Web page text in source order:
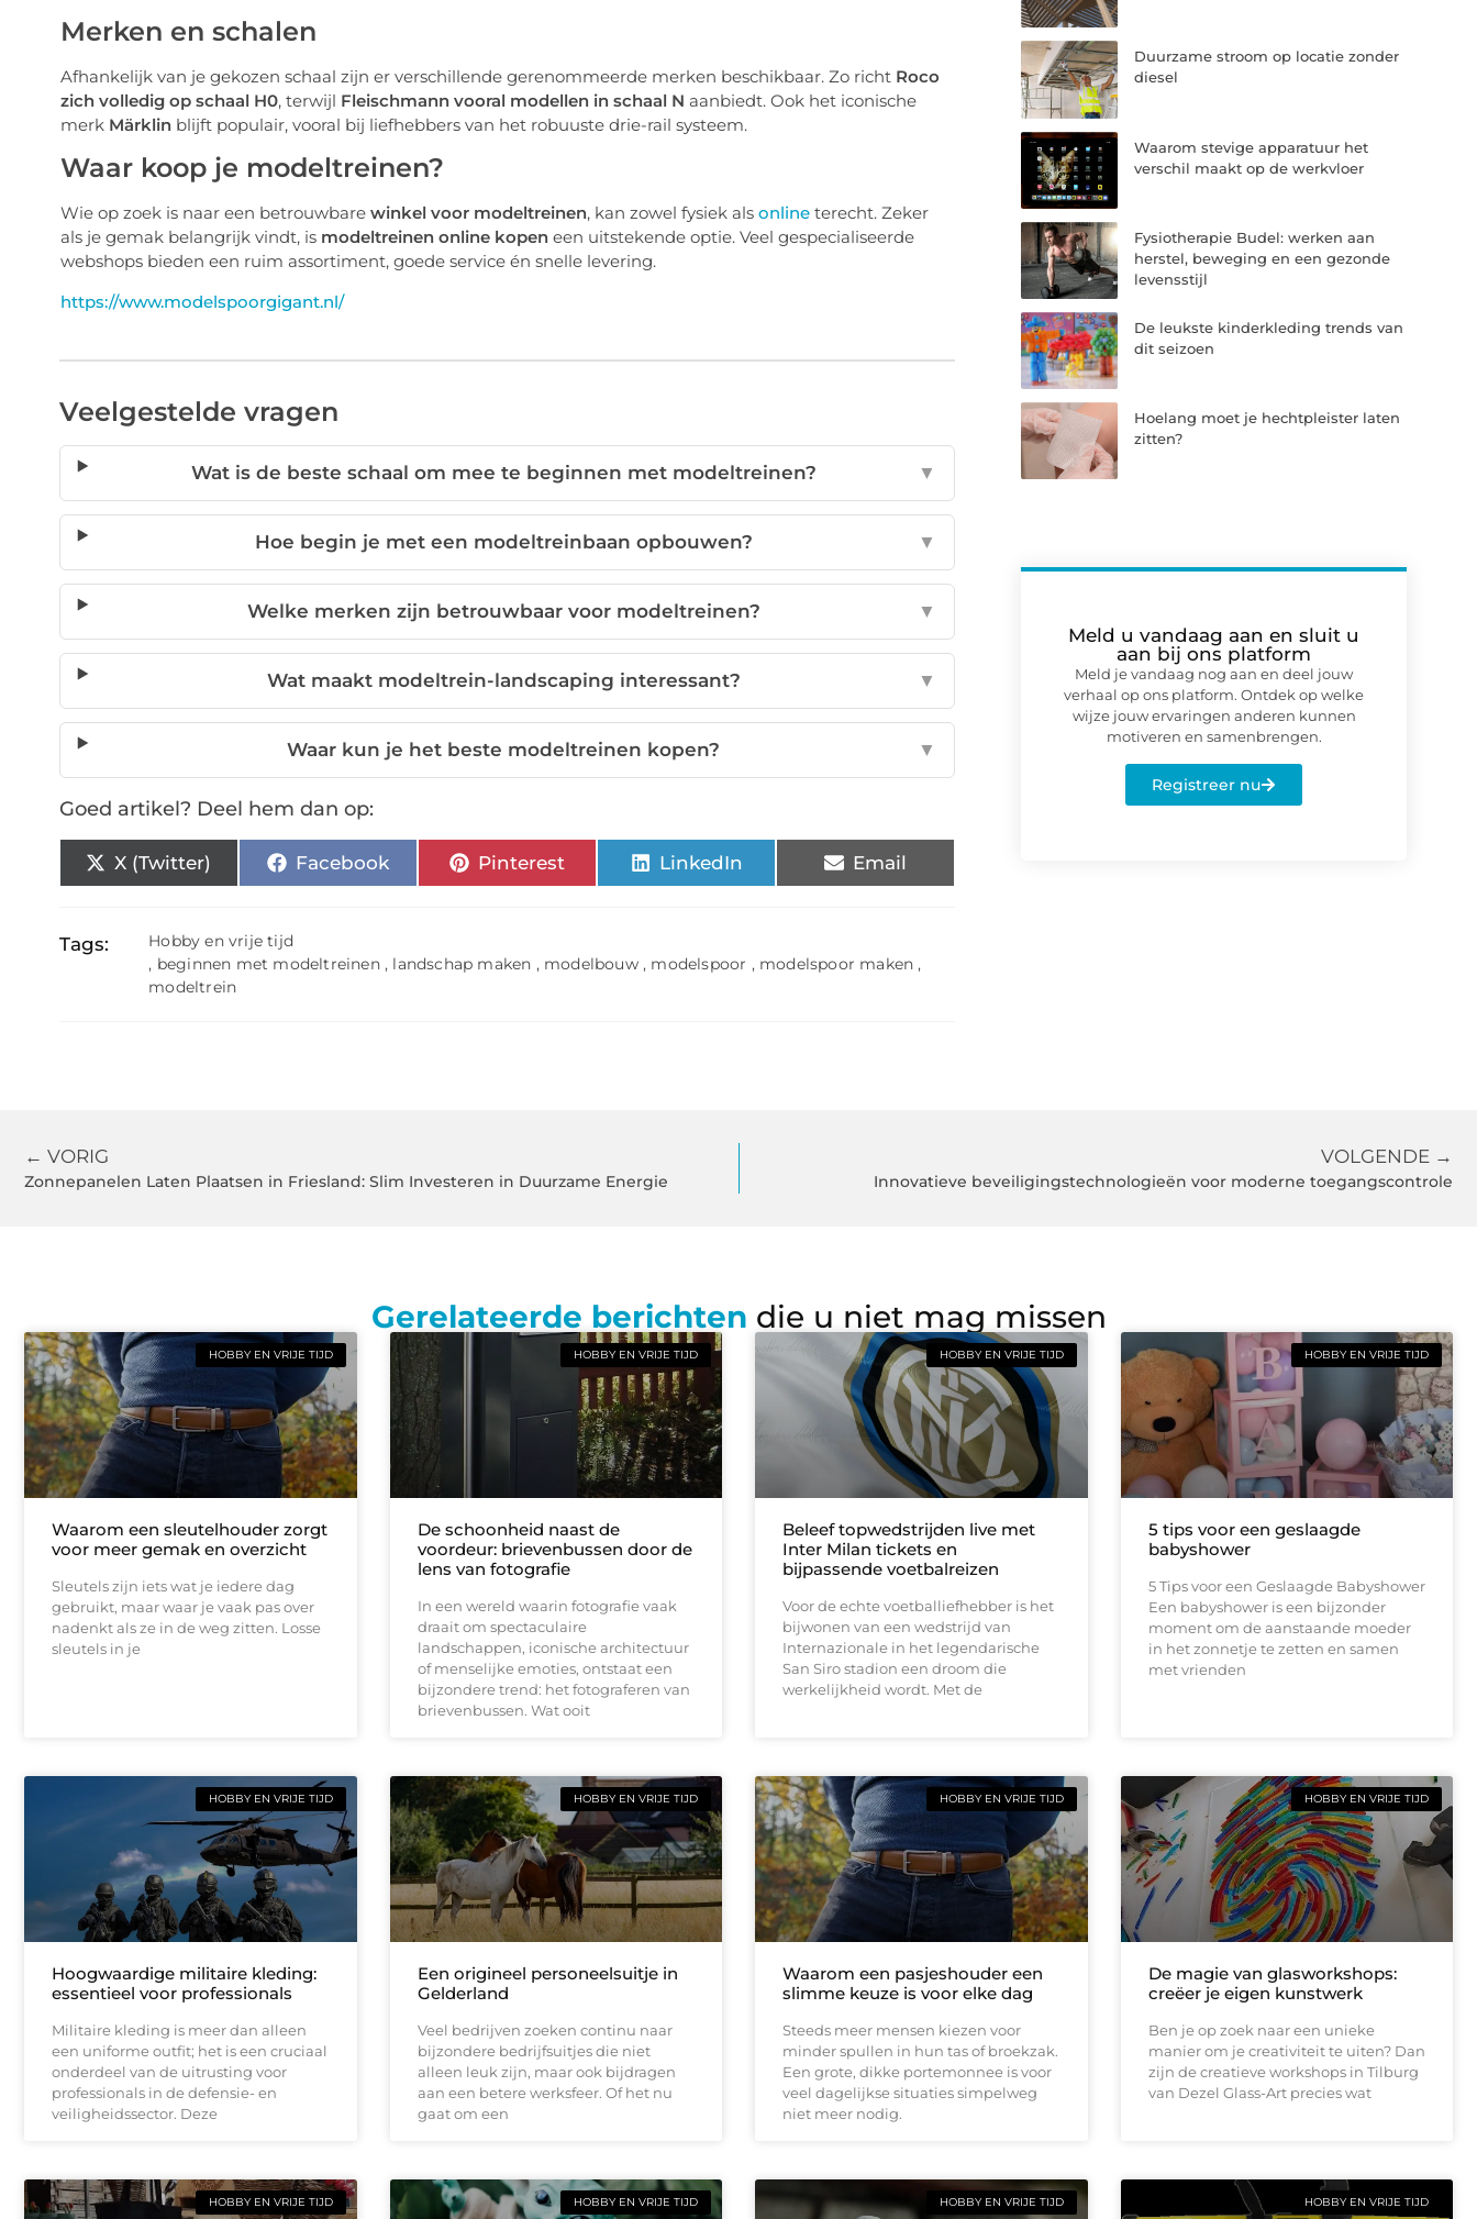
Merken en schalen
Afhankelijk van je gekozen schaal zijn er verschillende gerenommeerde merken beschikbaar. Zo richt Roco
zich volledig op schaal H0, terwijl Fleischmann vooral modellen in schaal N aanbiedt. Ook het iconische
merk Märklinblijft populair, vooral bij liefhebbers van het robuuste drie-rail systeem.
Waar koop je modeltreinen?
Wie op zoek is naar een betrouwbare winkel voor modeltreinen, kan zowel fysiek als onlineterecht. Zeker
als je gemak belangrijk vindt, is modeltreinen online kopeneen uitstekende optie. Veel gespecialiseerde
webshops bieden een ruim assortiment, goede service én snelle levering.
https://www.modelspoorgigant.nl/
Veelgestelde vragen
Wat is de beste schaal om mee te beginnen met modeltreinen? ▼
Hoe begin je met een modeltreinbaan opbouwen? ▼
Welke merken zijn betrouwbaar voor modeltreinen? ▼
Wat maakt modeltrein-landscaping interessant? ▼
Waar kun je het beste modeltreinen kopen? ▼
Goed artikel? Deel hem dan op:
X (Twitter) Facebook Pinterest LinkedIn Email
Tags:
Hobby en vrije tijd
, beginnen met modeltreinen, landschap maken , modelbouw, modelspoor , modelspoor maken ,
modeltrein
Duurzame stroom op locatie zonder
diesel
Waarom stevige apparatuur het
verschil maakt op de werkvloer
Fysiotherapie Budel: werken aan
herstel, beweging en een gezonde
levensstijl
De leukste kinderkleding trends van
dit seizoen
Hoelang moet je hechtpleister laten
zitten?
Meld u vandaag aan en sluit u
aan bij ons platform
Meld je vandaag nog aan en deel jouw
verhaal op ons platform. Ontdek op welke
wijze jouw ervaringen anderen kunnen
motiveren en samenbrengen.
Registreer nu
← VORIG
Zonnepanelen Laten Plaatsen in Friesland: Slim Investeren in Duurzame Energie
VOLGENDE →
Innovatieve beveiligingstechnologieën voor moderne toegangscontrole
Gerelateerde berichten die u niet mag missen
HOBBY EN VRIJE TIJD
Waarom een sleutelhouder zorgt
voor meer gemak en overzicht
Sleutels zijn iets wat je iedere dag
gebruikt, maar waar je vaak pas over
nadenkt als ze in de weg zitten. Losse
sleutels in je
HOBBY EN VRIJE TIJD
De schoonheid naast de
voordeur: brievenbussen door de
lens van fotografie
In een wereld waarin fotografie vaak
draait om spectaculaire
landschappen, iconische architectuur
of menselijke emoties, ontstaat een
bijzondere trend: het fotograferen van
brievenbussen. Wat ooit
HOBBY EN VRIJE TIJD
Beleef topwedstrijden live met
Inter Milan tickets en
bijpassende voetbalreizen
Voor de echte voetballiefhebber is het
bijwonen van een wedstrijd van
Internazionale in het legendarische
San Siro stadion een droom die
werkelijkheid wordt. Met de
HOBBY EN VRIJE TIJD
5 tips voor een geslaagde
babyshower
5 Tips voor een Geslaagde Babyshower
Een babyshower is een bijzonder
moment om de aanstaande moeder
in het zonnetje te zetten en samen
met vrienden
HOBBY EN VRIJE TIJD
Hoogwaardige militaire kleding:
essentieel voor professionals
Militaire kleding is meer dan alleen
een uniforme outfit; het is een cruciaal
onderdeel van de uitrusting voor
professionals in de defensie- en
veiligheidssector. Deze
HOBBY EN VRIJE TIJD
Een origineel personeelsuitje in
Gelderland
Veel bedrijven zoeken continu naar
bijzondere bedrijfsuitjes die niet
alleen leuk zijn, maar ook bijdragen
aan een betere werksfeer. Of het nu
gaat om een
HOBBY EN VRIJE TIJD
Waarom een pasjeshouder een
slimme keuze is voor elke dag
Steeds meer mensen kiezen voor
minder spullen in hun tas of broekzak.
Een grote, dikke portemonnee is voor
veel dagelijkse situaties simpelweg
niet meer nodig.
HOBBY EN VRIJE TIJD
De magie van glasworkshops:
creëer je eigen kunstwerk
Ben je op zoek naar een unieke
manier om je creativiteit te uiten? Dan
zijn de creatieve workshops in Tilburg
van Dezel Glass-Art precies wat
HOBBY EN VRIJE TIJD HOBBY EN VRIJE TIJD HOBBY EN VRIJE TIJD HOBBY EN VRIJE TIJD